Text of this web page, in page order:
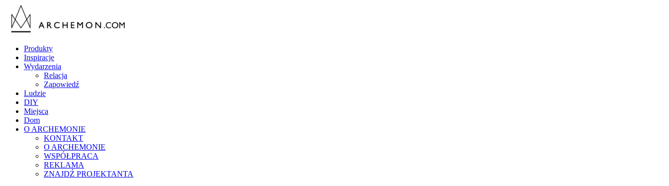
Produkty
Inspiracje
Wydarzenia
Relacja
Zapowiedź
Ludzie
DIY
Miejsca
Dom
O ARCHEMONIE
KONTAKT
O ARCHEMONIE
WSPÓŁPRACA
REKLAMA
ZNAJDŹ PROJEKTANTA